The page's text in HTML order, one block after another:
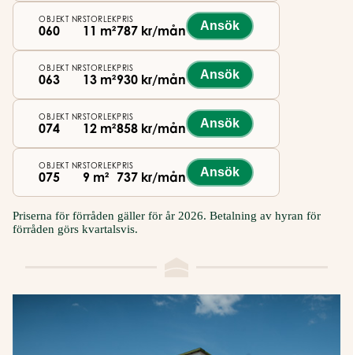
OBJEKT NR
060
STORLEK
11 m²
PRIS
787 kr/mån Ansök
OBJEKT NR
063
STORLEK
13 m²
PRIS
930 kr/mån Ansök
OBJEKT NR
074
STORLEK
12 m²
PRIS
858 kr/mån Ansök
OBJEKT NR
075
STORLEK
9 m²
PRIS
737 kr/mån Ansök
Priserna för förråden gäller för år 2026. Betalning av hyran för
förråden görs kvartalsvis.